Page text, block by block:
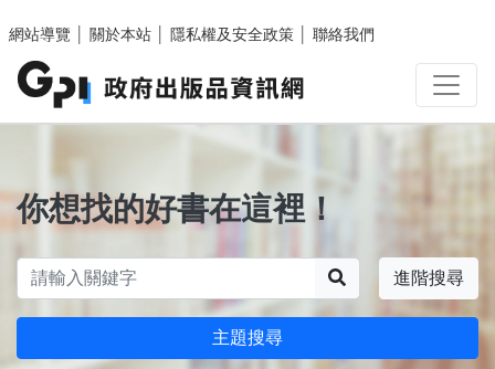
網站導覽
關於本站 隱私權及安全政策 聯絡我們
你想找的好書在這裡！
進階搜尋
主題搜尋